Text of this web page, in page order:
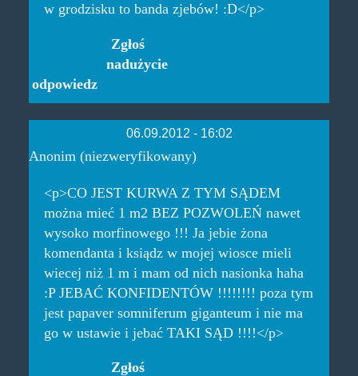
w grodzisku to banda zjebów! :D</p>
odpowiedz
Zgłoś
nadużycie
06.09.2012 - 16:02
Anonim (niezweryfikowany)
<p>CO JEST KURWA Z TYM SĄDEM
można mieć 1 m2 BEZ POZWOLEŃ nawet
wysoko morfinowego !!! Ja jebie żona
komendanta i ksiądz w mojej wiosce mieli
wiecej niż 1 m i mam od nich nasionka haha
:P JEBAĆ KONFIDENTÓW !!!!!!!! poza tym
jest papaver somniferum giganteum i nie ma
go w ustawie i jebać TAKI SĄD !!!!</p>
Zgłoś